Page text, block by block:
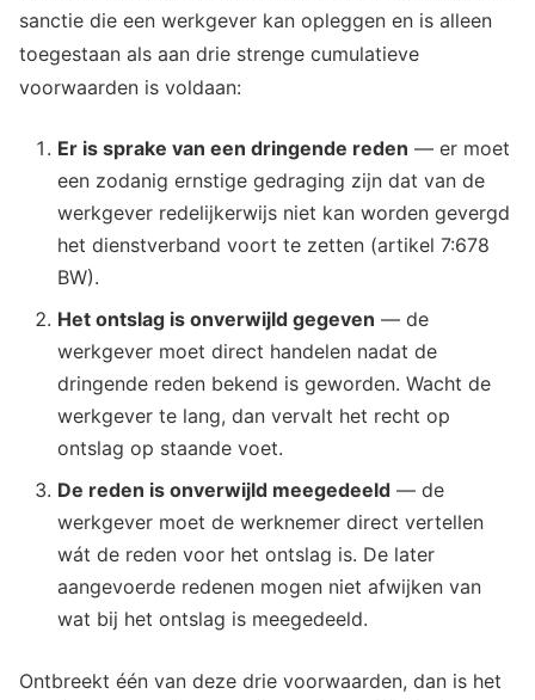
sanctie die een werkgever kan opleggen en is alleen
toegestaan als aan drie strenge cumulatieve
voorwaarden is voldaan:
Er is sprake van een dringende reden — er moet
een zodanig ernstige gedraging zijn dat van de
werkgever redelijkerwijs niet kan worden gevergd
het dienstverband voort te zetten (artikel 7:678
BW).
Het ontslag is onverwijld gegeven — de
werkgever moet direct handelen nadat de
dringende reden bekend is geworden. Wacht de
werkgever te lang, dan vervalt het recht op
ontslag op staande voet.
De reden is onverwijld meegedeeld — de
werkgever moet de werknemer direct vertellen
wát de reden voor het ontslag is. De later
aangevoerde redenen mogen niet afwijken van
wat bij het ontslag is meegedeeld.
Ontbreekt één van deze drie voorwaarden, dan is het